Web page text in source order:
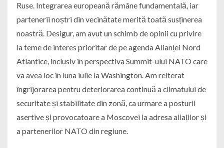
Ruse. Integrarea europeană rămâne fundamentală, iar
partenerii noștri din vecinătate merită toată susținerea
noastră. Desigur, am avut un schimb de opinii cu privire
la teme de interes prioritar de pe agenda Alianței Nord
Atlantice, inclusiv în perspectiva Summit-ului NATO care
va avea loc în luna iulie la Washington. Am reiterat
îngrijorarea pentru deteriorarea continuă a climatului de
securitate și stabilitate din zonă, ca urmare a posturii
asertive și provocatoare a Moscovei la adresa aliaților și
a partenerilor NATO din regiune.